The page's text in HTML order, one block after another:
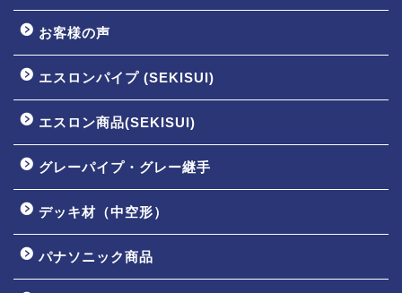
お客様の声
エスロンパイプ (SEKISUI)
エスロン商品(SEKISUI)
グレーパイプ・グレー継手
デッキ材（中空形）
パナソニック商品